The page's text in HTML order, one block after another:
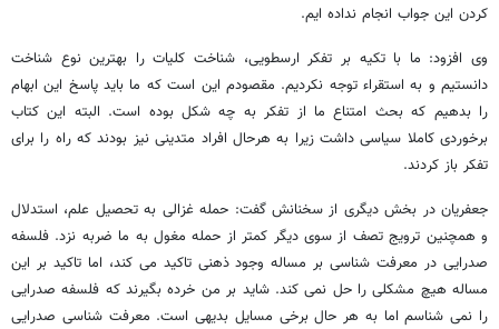
کردن این جواب انجام نداده ایم.
وی افزود: ما با تکیه بر تفکر ارسطویی، شناخت کلیات را بهترین نوع شناخت
دانستیم و به استقراء توجه نکردیم. مقصودم این است که ما باید پاسخ این ابهام
را بدهیم که بحث امتناع ما از تفکر به چه شکل بوده است. البته این کتاب
برخوردی کاملا سیاسی داشت زیرا به هرحال افراد متدینی نیز بودند که راه را برای
تفکر باز کردند.
جعفریان در بخش دیگری از سخنانش گفت: حمله غزالی به تحصیل علم، استدلال
و همچنین ترویج تصف از سوی دیگر کمتر از حمله مغول به ما ضربه نزد. فلسفه
صدرایی در معرفت شناسی بر مساله وجود ذهنی تاکید می کند، اما تاکید بر این
مساله هیچ مشکلی را حل نمی کند. شاید بر من خرده بگیرند که فلسفه صدرایی
را نمی شناسم اما به هر حال برخی مسایل بدیهی است. معرفت شناسی صدرایی